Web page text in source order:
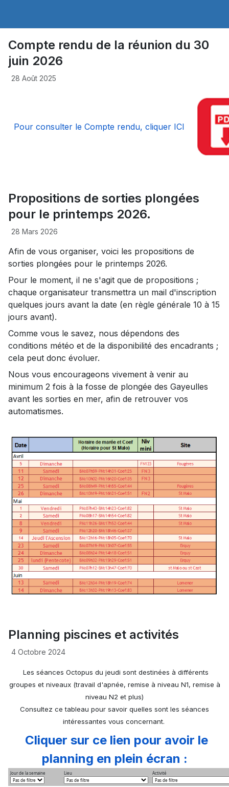
Compte rendu de la réunion du 30
juin 2026
28 Août 2025
Pour consulter le Compte rendu, cliquer ICI
Propositions de sorties plongées
pour le printemps 2026.
28 Mars 2026
Afin de vous organiser, voici les propositions de
sorties plongées pour le printemps 2026.
Pour le moment, il ne s'agit que de propositions ;
chaque organisateur transmettra un mail d'inscription
quelques jours avant la date (en règle générale 10 à 15
jours avant).
Comme vous le savez, nous dépendons des
conditions météo et de la disponibilité des encadrants ;
cela peut donc évoluer.
Nous vous encourageons vivement à venir au
minimum 2 fois à la fosse de plongée des Gayeulles
avant les sorties en mer, afin de retrouver vos
automatismes.
Planning piscines et activités
4 Octobre 2024
Les séances Octopus du jeudi sont destinées à différents
groupes et niveaux (travail d'apnée, remise à niveau N1, remise à
niveau N2 et plus)
Consultez ce tableau pour savoir quelles sont les séances
intéressantes vous concernant.
Cliquer sur ce lien pour avoir le
planning en plein écran :